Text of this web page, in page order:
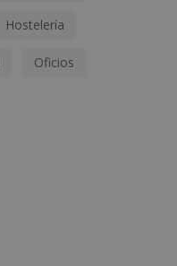
Hostelería
Oficios